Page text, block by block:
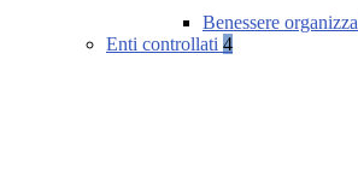
Benessere
Enti controllati 4